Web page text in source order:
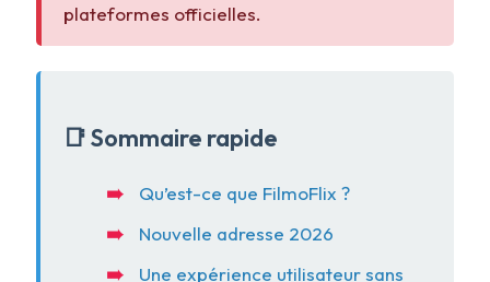
plateformes officielles.
📑 Sommaire rapide
Qu’est-ce que FilmoFlix ?
Nouvelle adresse 2026
Une expérience utilisateur sans